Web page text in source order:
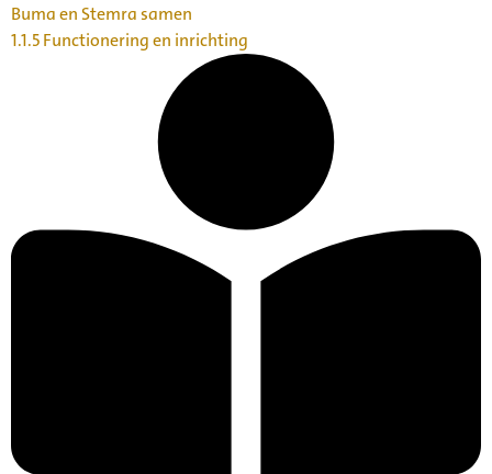
Buma en Stemra samen
1.1.5 Functionering en inrichting